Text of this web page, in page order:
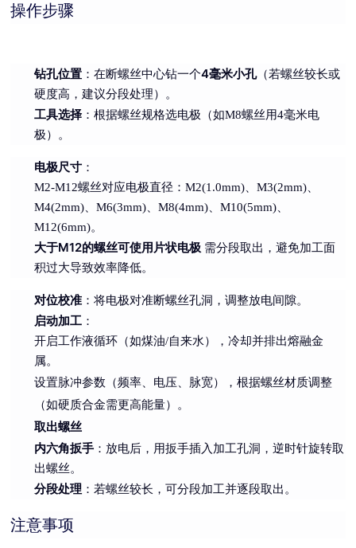
操作步骤
钻孔位置 ：在断螺丝中心钻一个4毫米小孔（若螺丝较长或
硬度高，建议分段处理）。
工具选择 ：根据螺丝规格选电极（如M8螺丝用4毫米电
极）。
电极尺寸 ：
M2-M12螺丝对应电极直径：M2(1.0mm)、M3(2mm)、
M4(2mm)、M6(3mm)、M8(4mm)、M10(5mm)、
M12(6mm)。
大于M12的螺丝可使用片状电极 需分段取出，避免加工面
积过大导致效率降低。
对位校准 ：将电极对准断螺丝孔洞，调整放电间隙。
启动加工 ：
开启工作液循环（如煤油/自来水），冷却并排出熔融金
属。
设置脉冲参数（频率、电压、脉宽），根据螺丝材质调整
（如硬质合金需更高能量）。
取出螺丝
内六角扳手 ：放电后，用扳手插入加工孔洞，逆时针旋转取
出螺丝。
分段处理 ：若螺丝较长，可分段加工并逐段取出。
注意事项